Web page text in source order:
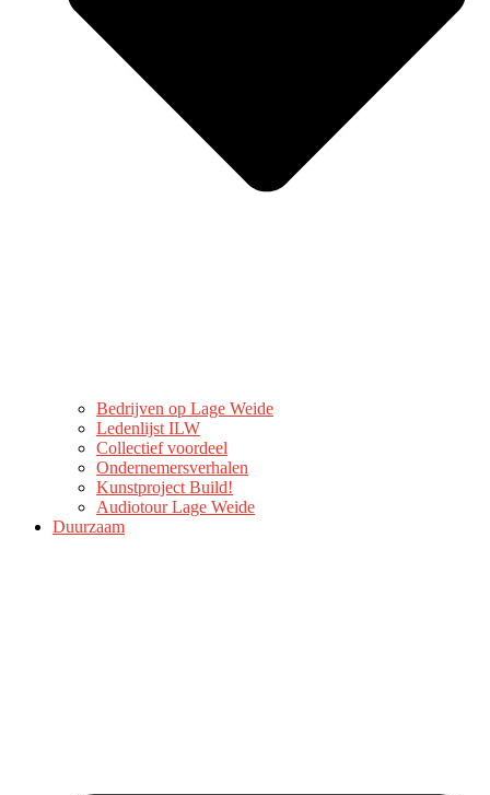
Bedrijven op Lage Weide
Ledenlijst ILW
Collectief voordeel
Ondernemersverhalen
Kunstproject Build!
Audiotour Lage Weide
Duurzaam